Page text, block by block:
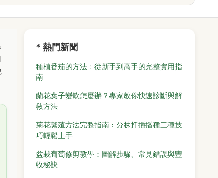
* 熱門新聞
種植番茄的方法：從新手到高手的完整實用指
南
蘭花葉子變軟怎麼辦？專家教你快速診斷與解
救方法
菊花繁殖方法完整指南：分株扦插播種三種技
巧輕鬆上手
盆栽葡萄修剪教學：圖解步驟、常見錯誤與豐
收秘訣